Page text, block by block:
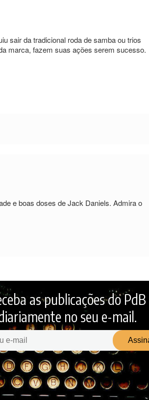
sair da tradicional roda de samba ou trios
marca, fazem suas ações serem sucesso.
e boas doses de Jack Daniels. Admira o
as publicações do PdB
no seu e-mail.